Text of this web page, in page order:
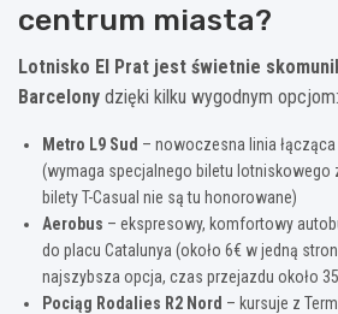
centrum miasta?
Lotnisko El Prat jest świetnie
Barcelony dzięki kilku wygodnym opcjom:
Metro L9 Sud – nowoczesna linia
(wymaga specjalnego biletu lotniskowego
bilety T-Casual nie są tu honorowane)
Aerobus – ekspresowy, komfortowy
do placu Catalunya (około 6€ w jedną
najszybsza opcja, czas przejazdu około
Pociąg Rodalies R2 Nord – kursuje z